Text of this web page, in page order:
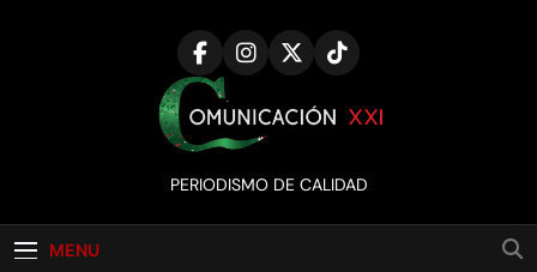
Comunicación
XXI
PERIODISMO DE CALIDAD
MENU